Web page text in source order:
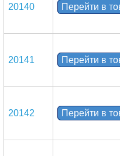
20140 Перейти в
20141 Перейти в
20142 Перейти в